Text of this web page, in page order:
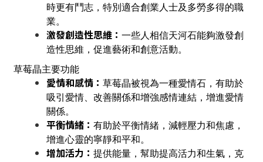
時更有鬥志，特別適合創業人士及多勞多得的職
業。
激發創造性思維： 一些人相信天河石能夠激發創
造性思維，促進藝術和創意活動。
草莓晶主要功能
愛情和感情： 草莓晶被視為一種愛情石，有助於
吸引愛情、改善關係和增強感情連結，增進愛情
關係。
平衡情緒： 有助於平衡情緒，減輕壓力和焦慮，
增進心靈的寧靜和平和。
增加活力： 提供能量，幫助提高活力和生氣，克